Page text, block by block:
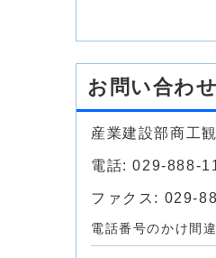
お問い合わせ
産業建設部商工
電話: 029-888-
ファクス: 029-
電話番号のかけ間